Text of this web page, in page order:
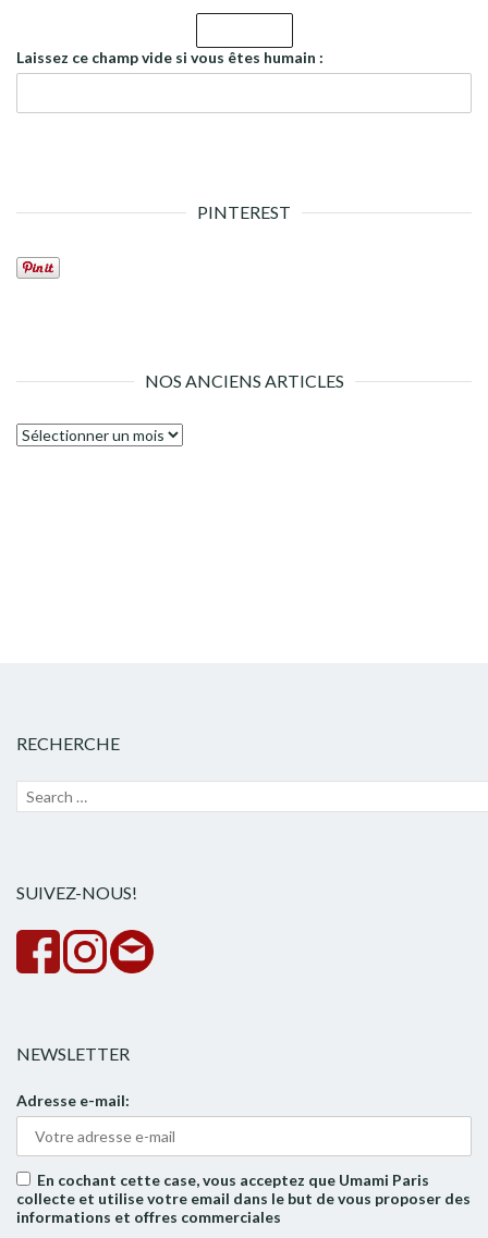
Laissez ce champ vide si vous êtes humain :
PINTEREST
NOS ANCIENS ARTICLES
Nos
RECHERCHE
Recherche
SUIVEZ-NOUS!
NEWSLETTER
Adresse e-mail:
En cochant cette case, vous acceptez que Umami Paris
collecte et utilise votre email dans le but de vous proposer des
informations et offres commerciales